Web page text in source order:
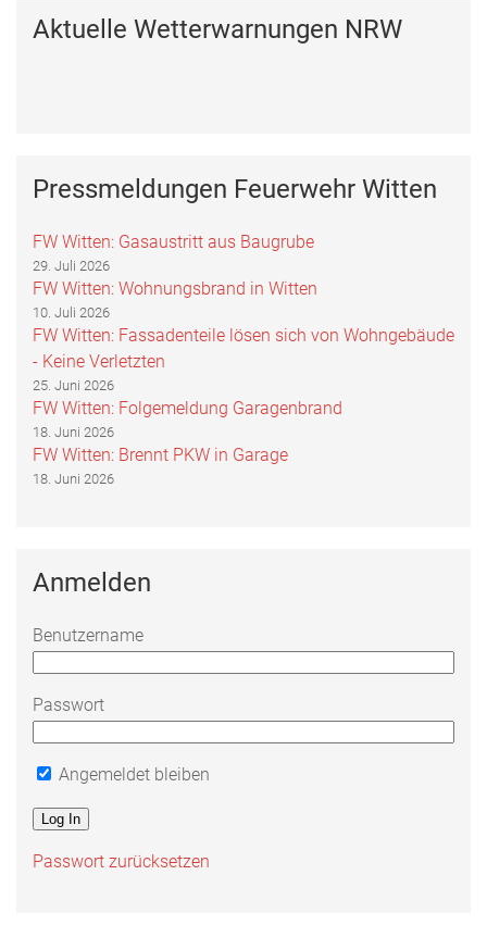
Aktuelle Wetterwarnungen NRW
Pressmeldungen Feuerwehr Witten
FW Witten: Gasaustritt aus Baugrube
29. Juli 2026
FW Witten: Wohnungsbrand in Witten
10. Juli 2026
FW Witten: Fassadenteile lösen sich von Wohngebäude
- Keine Verletzten
25. Juni 2026
FW Witten: Folgemeldung Garagenbrand
18. Juni 2026
FW Witten: Brennt PKW in Garage
18. Juni 2026
Anmelden
Benutzername
Passwort
Angemeldet bleiben
Passwort zurücksetzen